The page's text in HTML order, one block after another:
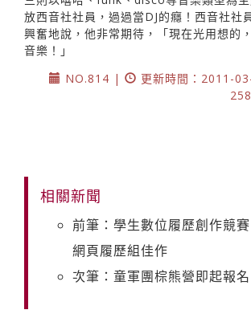
放西音社社員，過過當DJ的癮！西音社社
興奮地說，他非常期待，「現在光用想的
音樂！」
NO.814 |
更新時間：2011-
相關新聞
前筆：學生數位履歷創作競
網頁履歷組佳作
次筆：童軍團棕熊營即起報名